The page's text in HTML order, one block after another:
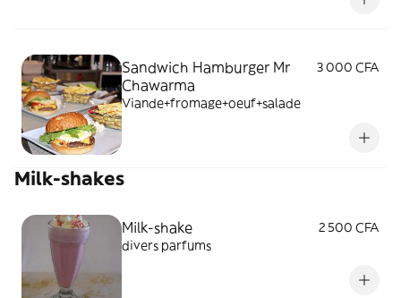
Sandwich Hamburger Mr
Chawarma
3 000 CFA
Viande+fromage+oeuf+salade
Milk-shakes
Milk-shake
2 500 CFA
divers parfums